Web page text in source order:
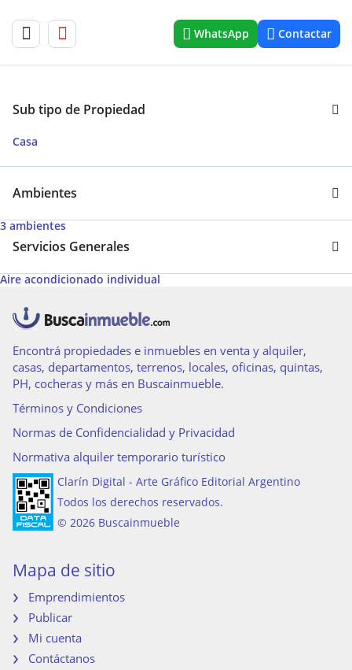
WhatsApp Contactar
Sub tipo de Propiedad
Casa
Ambientes
3 ambientes
Servicios Generales
Aire acondicionado individual
Encontrá propiedades e inmuebles en venta y alquiler,
casas, departamentos, terrenos, locales, oficinas, quintas,
PH, cocheras y más en Buscainmueble.
Términos y Condiciones
Normas de Confidencialidad y Privacidad
Normativa alquiler temporario turístico
Clarín Digital - Arte Gráfico Editorial Argentino
Todos los derechos reservados.
© 2026 Buscainmueble
Mapa de sitio
Emprendimientos
Publicar
Mi cuenta
Contáctanos